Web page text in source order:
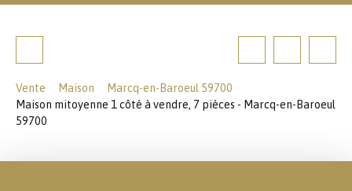
Vente Maison
Marcq-en-Baroeul 59700
Maison mitoyenne 1 côté à vendre, 7 pièces - Marcq-en-Baroeul
59700